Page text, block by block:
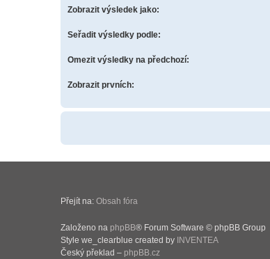
Zobrazit výsledek jako:
Seřadit výsledky podle:
Omezit výsledky na předchozí:
Zobrazit prvních:
Přejít na: Obsah fóra
Založeno na phpBB® Forum Software © phpBB Group
Style we_clearblue created by INVENTEA
Český překlad – phpBB.cz